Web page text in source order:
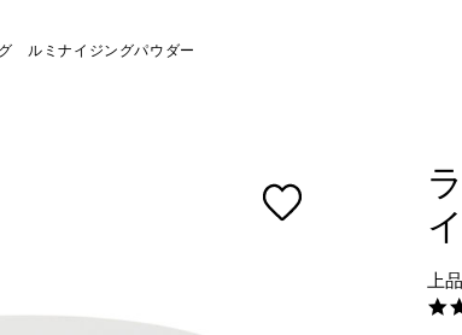
ルミナイジングパウダー
上